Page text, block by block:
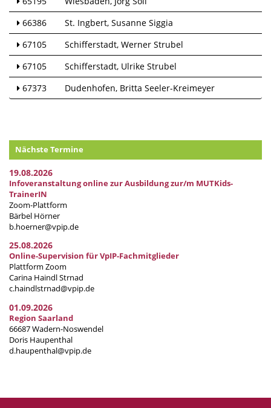
66386
St. Ingbert Susanne Siggia
67105
Schifferstadt Werner Strubel
67105
Schifferstadt Ulrike Strubel
67373
Dudenhofen Britta Seeler-Kreimeyer
Nächste Termine
19.08.2026
Infoveranstaltung online zur Ausbildung zur/m MUTKids-
TrainerIN
Zoom-Plattform
Bärbel Hörner
b.hoerner@vpip.de
25.08.2026
Online-Supervision für VpIP-Fachmitglieder
Plattform Zoom
Carina Haindl Strnad
c.haindlstrnad@vpip.de
01.09.2026
Region Saarland
66687 Wadern-Noswendel
Doris Haupenthal
d.haupenthal@vpip.de